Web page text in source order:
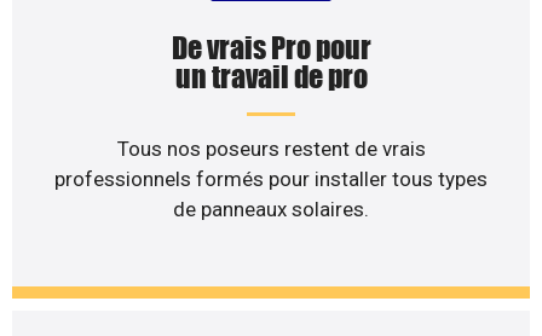
De vrais Pro pour
un travail de pro
Tous nos poseurs restent de vrais
professionnels formés pour installer tous types
de panneaux solaires.